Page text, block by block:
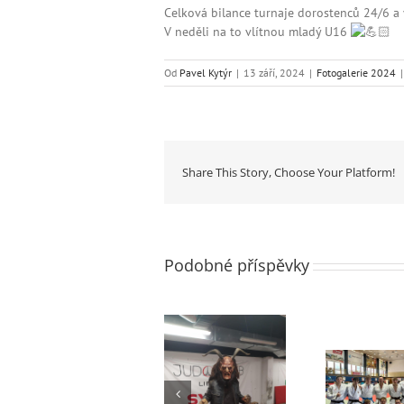
Celková bilance turnaje dorostenců 24/6
V neděli na to vlítnou mladý U16
Od Pavel Kytýr | 13 září, 2024 | Fotogalerie 2024 |
Share This Story, Choose Your Platform!
Podobné příspěvky